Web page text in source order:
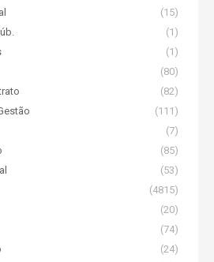
(15)
(1)
(1)
(80)
(82)
(111)
(7)
(85)
(53)
(4815)
(20)
(74)
(24)